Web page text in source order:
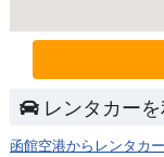
レンタカー
函館空港からレンタカ